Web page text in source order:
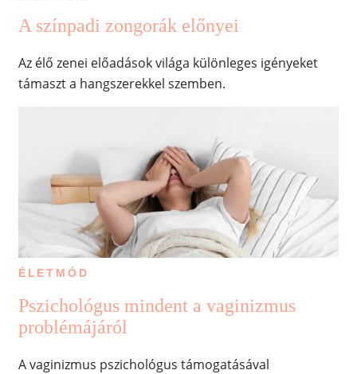
A színpadi zongorák előnyei
Az élő zenei előadások világa különleges igényeket
támaszt a hangszerekkel szemben.
ÉLETMÓD
Pszichológus mindent a vaginizmus
problémájáról
A vaginizmus pszichológus támogatásával